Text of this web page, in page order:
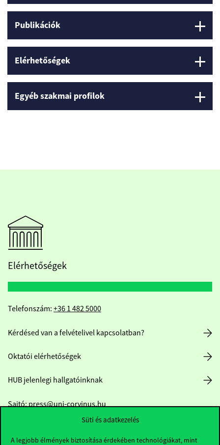
Süti és adatkezelés
A legjobb élmények biztosítása érdekében technológiákat, mint
Publikációk
Elérhetőségek
Egyéb szakmai profilok
Elérhetőségek
Telefonszám: +36 1 482 5000
Kérdésed van a felvételivel kapcsolatban?
Oktatói elérhetőségek
HUB jelenlegi hallgatóinknak
Sajtó:press@uni-corvinus.hu